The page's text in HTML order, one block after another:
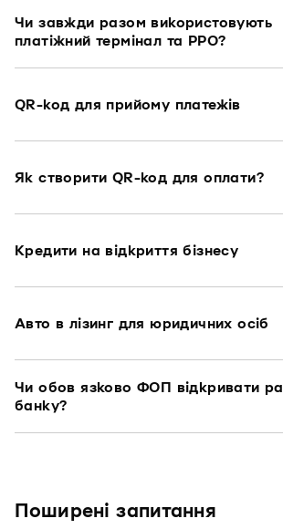
Чи завжди разом використовують
платіжний термінал та РРО?
QR-код для прийому платежів
Як створити QR-код для оплати?
Кредити на відкриття бізнесу
Авто в лізинг для юридичних осіб
Чи обов язково ФОП відкривати
банку?
Поширенi запитання